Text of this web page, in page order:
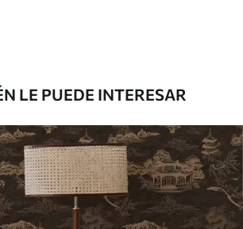
.00
.00$/m²
.00$/m²
LE PUEDE INTERESAR